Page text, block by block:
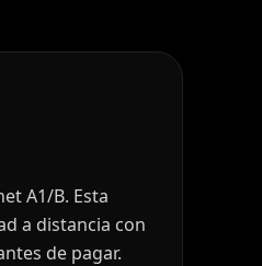
A1/B. Esta
a distancia con
de pagar.